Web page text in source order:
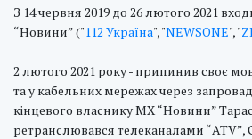
З 14 червня 2019 до 26 лютого 2021
“Новини” ("112 Україна", "NEWSONE", "
2 лютого 2021 року - припинив своє
та у кабельних мережах через
кінцевого власнику МХ “Новини”
ретранслювався телеканалами “ATV”,